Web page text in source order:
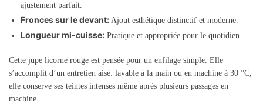
ajustement parfait.
Fronces sur le devant: Ajout esthétique distinctif et moderne.
Longueur mi-cuisse: Pratique et appropriée pour le quotidien.
Cette jupe licorne rouge est pensée pour un enfilage simple. Elle
s’accomplit d’un entretien aisé: lavable à la main ou en machine à 30 °C,
elle conserve ses teintes intenses même après plusieurs passages en
machine.